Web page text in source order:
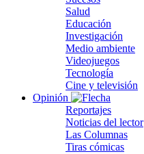
Salud
Educación
Investigación
Medio ambiente
Videojuegos
Tecnología
Cine y televisión
Opinión
Reportajes
Noticias del lector
Las Columnas
Tiras cómicas